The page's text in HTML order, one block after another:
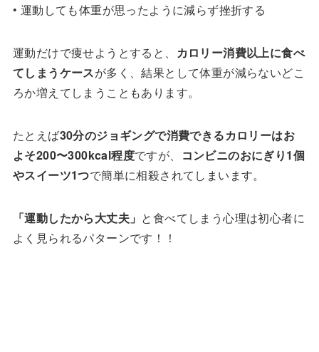
• 運動しても体重が思ったように減らず挫折する
運動だけで痩せようとすると、 カロリー消費以上に食べ
てしまうケースが多く、結果として体重が減らないどこ
ろか増えてしまうこともあります。
たとえば30分のジョギングで消費できるカロリーはお
よそ200〜300kcal程度ですが、
コンビニのおにぎり1個
やスイーツ1つで簡単に相殺されてしまいます。
「運動したから大丈夫」 と食べてしまう心理は初心者に
よく見られるパターンです！！